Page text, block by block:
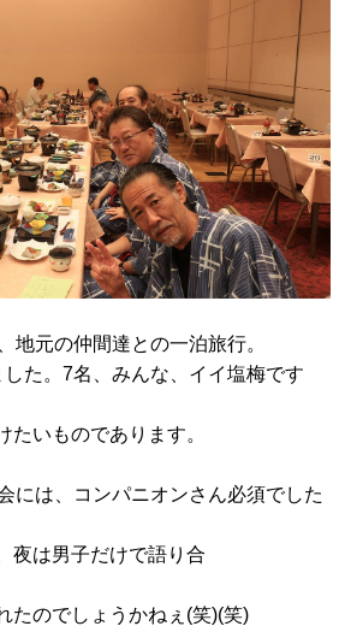
地元の仲間達との一泊旅行。
た。7名、みんな、イイ塩梅です
たいものであります。
には、コンパニオンさん必須でした
夜は男子だけで語り合
たのでしょうかねぇ(笑)(笑)